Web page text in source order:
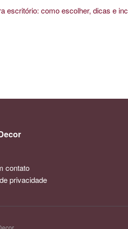
escritório: como escolher, dicas e
contato
privacidade